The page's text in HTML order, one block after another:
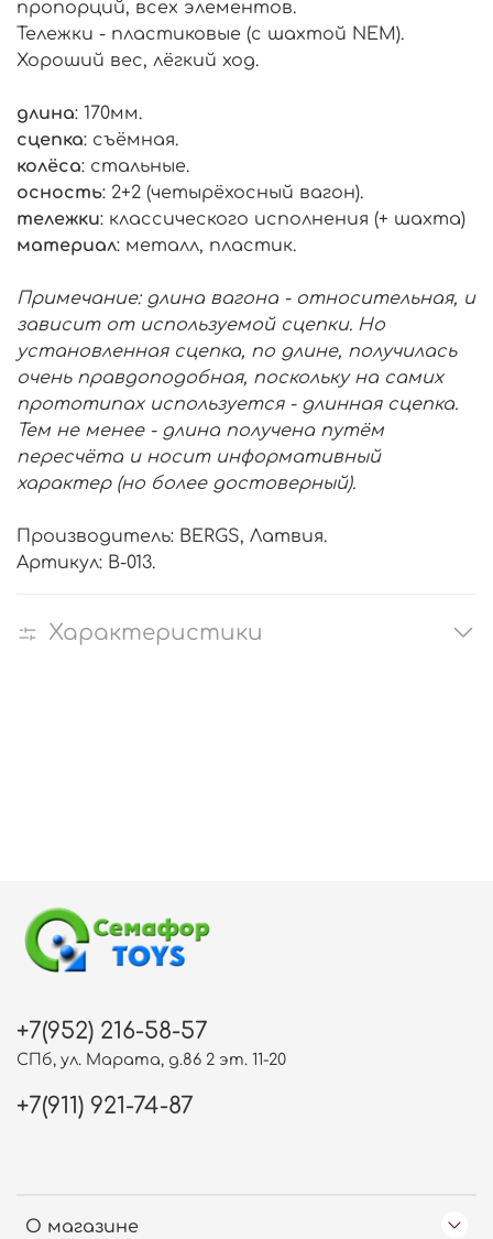
пропорций, всех элементов.
Тележки - пластиковые (с шахтой NEM).
Хороший вес, лёгкий ход.
длина: 170мм.
сцепка: съёмная.
колёса: стальные.
осность: 2+2 (четырёхосный вагон).
тележки: классического исполнения (+ шахта)
материал: металл, пластик.
Примечание: длина вагона - относительная, и
зависит от используемой сцепки. Но
установленная сцепка, по длине, получилась
очень правдоподобная, поскольку на самих
прототипах используется - длинная сцепка.
Тем не менее - длина получена путём
пересчёта и носит информативный
характер (но более достоверный).
Производитель: BERGS, Латвия.
Артикул: B-013.
Характеристики
О магазине
+7(952) 216-58-57
СПб, ул. Марата, д.86 2 эт. 11-20
+7(911) 921-74-87